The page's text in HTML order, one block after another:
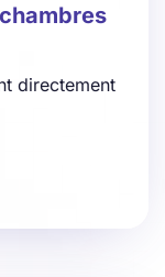
directement